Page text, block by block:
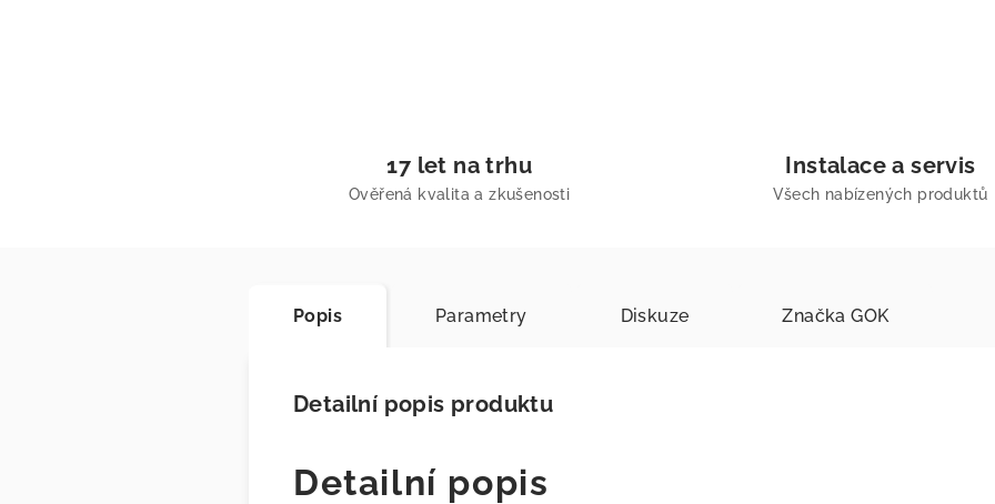
17 let na trhu
Ověřená kvalita a zkušenosti
Instalace a servis
Všech nabízených produktů
Popis Parametry Diskuze Značka GOK
Detailní popis produktu
Detailní popis